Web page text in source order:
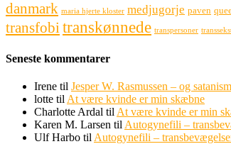
danmark maria hjerte kloster medjugorje paven
transfobi transkønnede transpersoner
Seneste kommentarer
Irene til Jesper W. Rasmussen – og
lotte til At være kvinde er min skæbne
Charlotte Ardal til At være kvinde er min
Karen M. Larsen til Autogynefili –
Ulf Harbo til Autogynefili –